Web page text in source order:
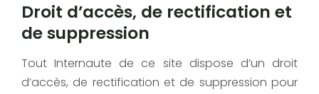
Droit d’accès, de rectification et
de suppression
Tout Internaute de ce site dispose d’un droit
d’accès, de rectification et de suppression pour